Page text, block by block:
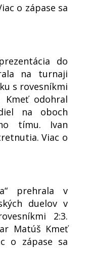
o zápase sa
do
na turnaji
s rovesníkmi
Kmeť odohral
na oboch
tímu. Ivan
Viac o
prehrala v
duelov v
2:3.
Matúš Kmeť
o zápase sa